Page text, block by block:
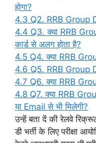
होगा?
4.3 Q2. RRB
4.4 Q3. क्या RRB
कार्ड से अलग होता है?
4.5 Q4. क्या RRB
4.6 Q5. RRB Group
4.7 Q6. क्या RRB
4.8 Q7. क्या RRB
या Email से भी मिलेगी?
उन्हें बता दें की रेलवे
डी भर्ती के लिए परीक्षा